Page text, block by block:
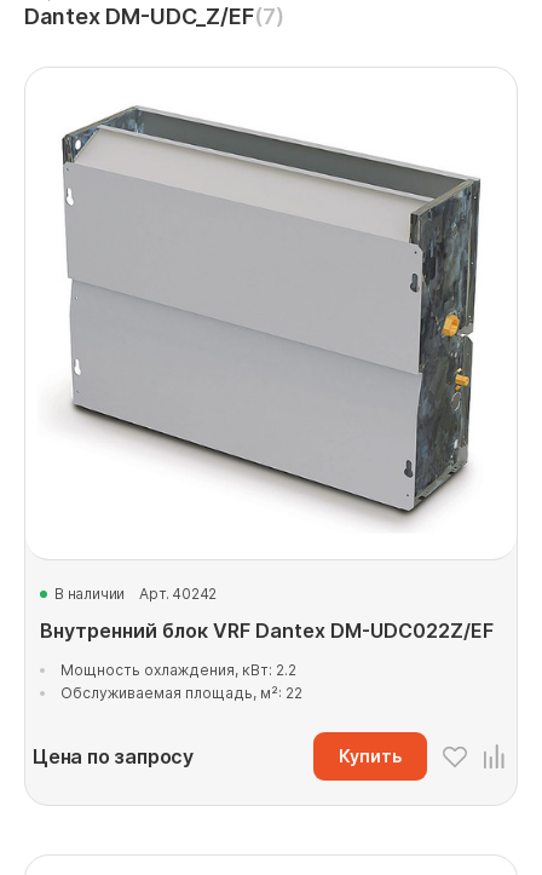
Dantex DM-UDC_Z/EF(7)
В наличии Арт. 40242
Внутренний блок VRF Dantex DM-UDC022Z/EF
Мощность охлаждения, кВт: 2.2
Обслуживаемая площадь, м²: 22
Цена по запросу Купить